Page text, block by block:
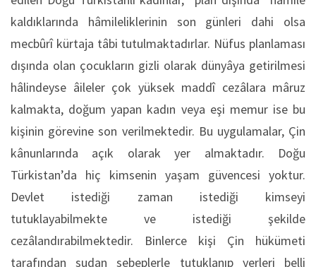
kaldıklarında hâmileliklerinin son günleri dahi olsa
mecbûrî kürtaja tâbi tutulmaktadırlar. Nüfus planlaması
dışında olan çocukların gizli olarak dünyâya getirilmesi
hâlindeyse âileler çok yüksek maddî cezâlara mâruz
kalmakta, doğum yapan kadın veya eşi memur ise bu
kişinin görevine son verilmektedir. Bu uygulamalar, Çin
kânunlarında açık olarak yer almaktadır. Doğu
Türkistan’da hiç kimsenin yaşam güvencesi yoktur.
Devlet istediği zaman istediği kimseyi
tutuklayabilmekte ve istediği şekilde
cezâlandırabilmektedir. Binlerce kişi Çin hükümeti
tarafından sudan sebeplerle tutuklanıp yerleri belli